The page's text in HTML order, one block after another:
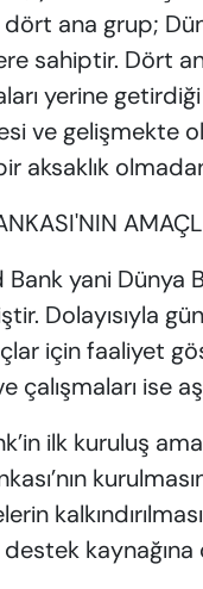
ana grup;
sahiptir. Dört
yerine
ve gelişmekte
aksaklık
yani Dünya
Dolayısıyla
için faaliyet
çalışmaları ise
ilk kuruluş